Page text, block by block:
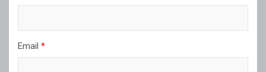
Email *